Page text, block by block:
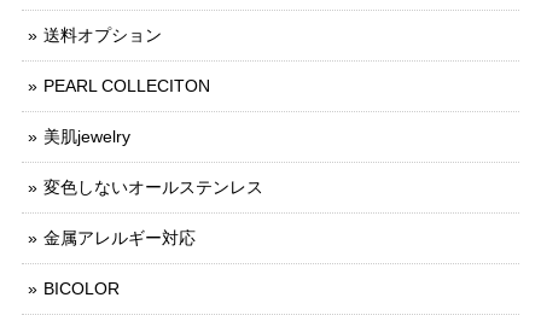
送料オプション
PEARL COLLECITON
美肌jewelry
変色しないオールステンレス
金属アレルギー対応
BICOLOR